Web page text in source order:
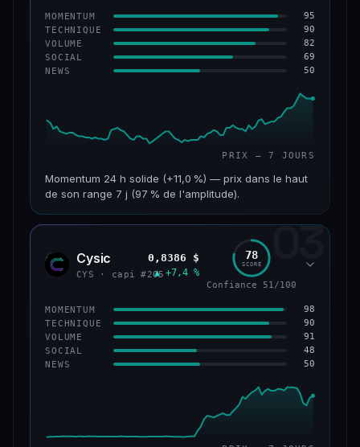
VS ATH
−93,6 %
CONFIANCE 64/100
MOMENTUM 95
TECHNIQUE 90
VOLUME 82
SOCIAL 69
NEWS 50
PRIX — 7 JOURS
Momentum 24 h solide (+11,0 %) — prix dans le haut
de son range 7 j (97 % de l'amplitude).
CAP. MARCHÉ VOLUME 24 H
VAR. 7 J VAR. 30 J
+2,1 %
VS ATH
−69,5 % #90
CONFIANCE 61/100
03
CYS Cysic
CYS · capi #205
0,8386 $
▲ +7,4 %
78
SCORE
Confiance 51/100
MOMENTUM 98
TECHNIQUE 90
VOLUME 91
SOCIAL 48
NEWS 50